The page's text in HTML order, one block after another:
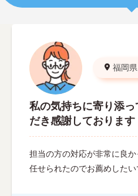
福岡県
私の気持ちに寄り添
だき感謝しております
担当の方の対応が非常に良
任せられたのでお薦めしたい